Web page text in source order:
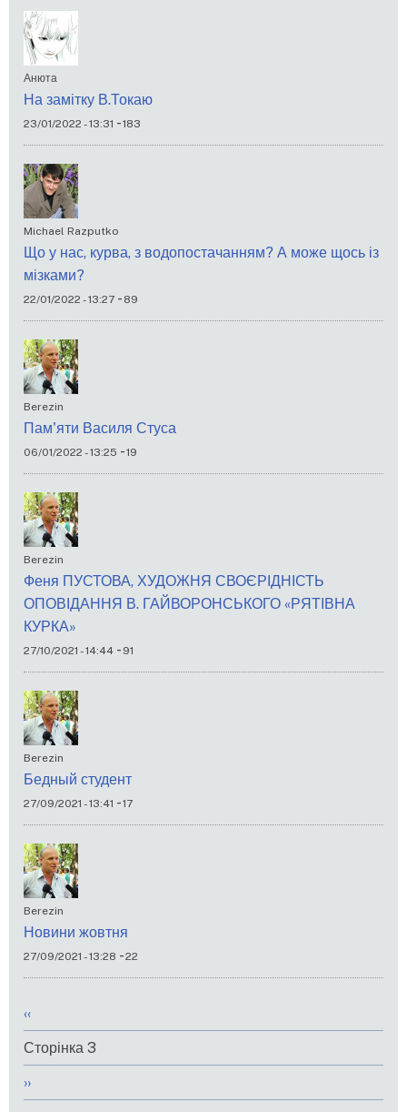
Анюта
На замітку В.Токаю
23/01/2022 - 13:31 -183
Michael Razputko
Що у нас, курва, з водопостачанням? А може щось із
мізками?
22/01/2022 - 13:27 - 89
Berezin
Пам'яти Василя Стуса
06/01/2022 - 13:25 -19
Berezin
Феня ПУСТОВА, ХУДОЖНЯ СВОЄРІДНІСТЬ
ОПОВІДАННЯ В. ГАЙВОРОНСЬКОГО «РЯТІВНА
КУРКА»
27/10/2021 - 14:44 - 91
Berezin
Бедный студент
27/09/2021 - 13:41 -17
Berezin
Новини жовтня
27/09/2021 - 13:28 -22
Розбивка
на
сторінки
Попередня
сторінка
‹‹
Сторінка 3
Наступна
сторінка
››